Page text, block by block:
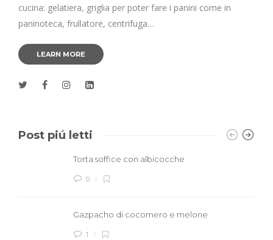
cucina: gelatiera, griglia per poter fare i panini come in
paninoteca, frullatore, centrifuga…
LEARN MORE
Post piú letti
Torta soffice con albicocche
0
Gazpacho di cocomero e melone
1